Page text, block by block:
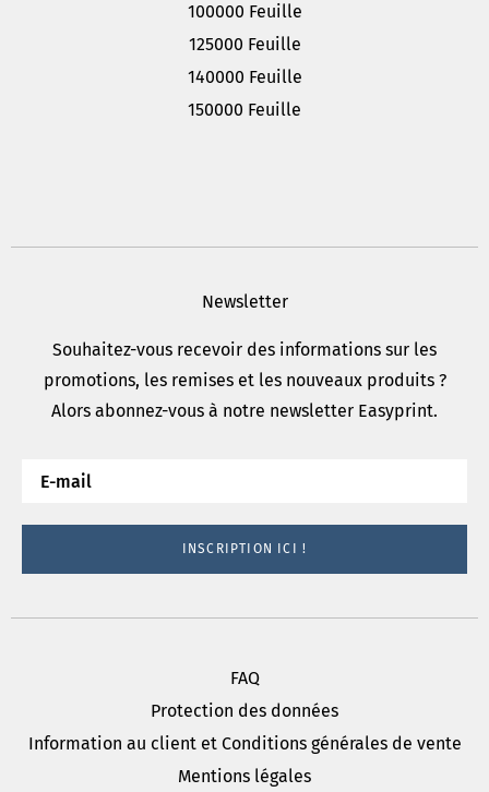
100000 Feuille
125000 Feuille
140000 Feuille
150000 Feuille
Newsletter
Souhaitez-vous recevoir des informations sur les
promotions, les remises et les nouveaux produits ?
Alors abonnez-vous à notre newsletter Easyprint.
INSCRIPTION ICI !
FAQ
Protection des données
Information au client et Conditions générales de vente
Mentions légales